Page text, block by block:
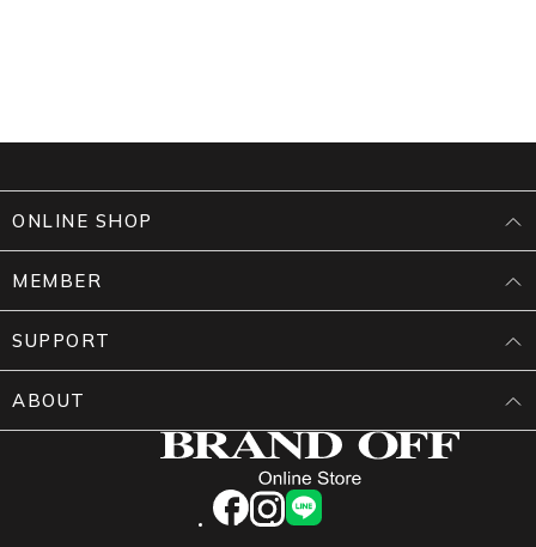
facebookinstagram
LINE
ONLINE SHOP
MEMBER
SUPPORT
ABOUT